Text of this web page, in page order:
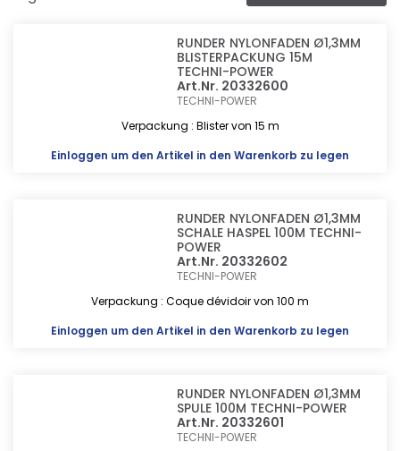
RUNDER NYLONFADEN Ø1,3MM
BLISTERPACKUNG 15M
TECHNI-POWER
Art.Nr. 20332600
TECHNI-POWER
Verpackung : Blister von 15 m
Einloggen um den Artikel in den Warenkorb zu legen
RUNDER NYLONFADEN Ø1,3MM
SCHALE HASPEL 100M TECHNI-
POWER
Art.Nr. 20332602
TECHNI-POWER
Verpackung : Coque dévidoir von 100 m
Einloggen um den Artikel in den Warenkorb zu legen
RUNDER NYLONFADEN Ø1,3MM
SPULE 100M TECHNI-POWER
Art.Nr. 20332601
TECHNI-POWER